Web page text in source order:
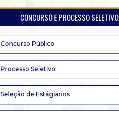
CONCURSO E PROCESSO SELETIVO
Concurso Público
Processo Seletivo
Seleção de Estágiarios